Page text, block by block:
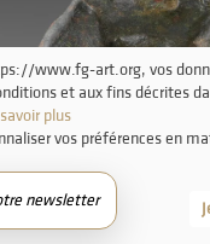
newsletter
www.fg-art.org, vos
et aux fins décrites
plus
vos préférences en